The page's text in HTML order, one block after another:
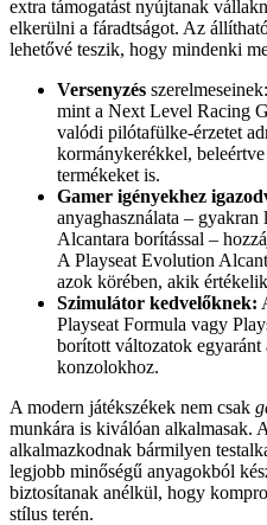
extra támogatást nyújtanak
elkerülni a fáradtságot. Az
lehetővé teszik, hogy mindenki
Versenyzés
mint a Next Level Racing
valódi pilótafülke-érzetet
kormánykerékkel,
termékeket is.
Gamer igényekhez
anyaghasználata –
Alcantara borítással –
A Playseat Evolution
azok körében, akik
Szimulátor kedvelőknek:
Playseat Formula vagy
borított változatok
konzolokhoz.
A modern játékszékek nem csak
munkára is kiválóan alkalmasak.
alkalmazkodnak bármilyen
legjobb minőségű anyagokból
biztosítanak anélkül, hogy
stílus terén.